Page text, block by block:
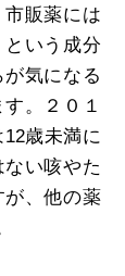
販薬には
いう成分
気になる
。２０１
歳未満に
い咳やた
が、他の薬